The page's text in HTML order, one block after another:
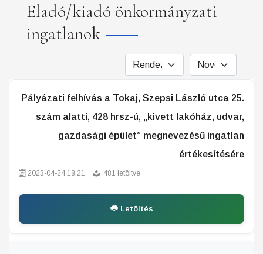
Eladó/kiadó önkormányzati
ingatlanok
Pályázati felhívás a Tokaj, Szepsi László utca 25.
szám alatti, 428 hrsz-ú, „kivett lakóház, udvar,
gazdasági épület” megnevezésű ingatlan
értékesítésére
2023-04-24 18:21 481 letöltve
Letöltés